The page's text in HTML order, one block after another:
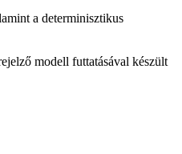
a determinisztikus
modell futtatásával készült